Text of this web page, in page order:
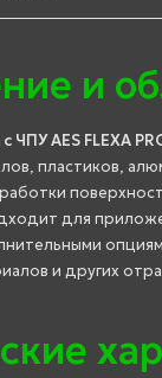
и
AES FLEXA
пластиков,
для
и других